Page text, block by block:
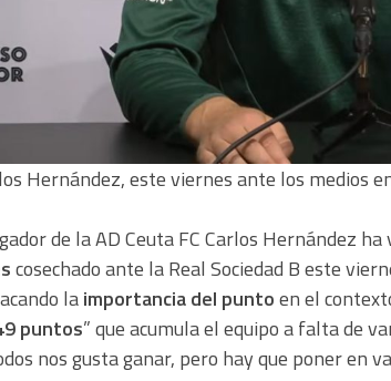
Hernández, este viernes ante los medios
de la AD Ceuta FC Carlos Hernández
cosechado ante la Real Sociedad B este
laimportancia del puntoen el
puntos” que acumula el equipo a falta de
nos gusta ganar, pero hay que poner en